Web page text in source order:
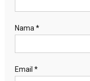
Nama *
Email *